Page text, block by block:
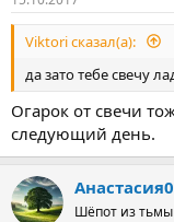
Viktori сказал(а):
да зато тебе свечу
Огарок от свечи
следующий день.
Анастасия0
Шёпот из тьмы